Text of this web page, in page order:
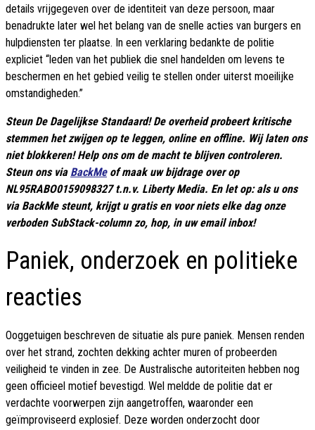
details vrijgegeven over de identiteit van deze persoon, maar
benadrukte later wel het belang van de snelle acties van burgers en
hulpdiensten ter plaatse. In een verklaring bedankte de politie
expliciet “leden van het publiek die snel handelden om levens te
beschermen en het gebied veilig te stellen onder uiterst moeilijke
omstandigheden.”
Steun De Dagelijkse Standaard! De overheid probeert kritische
stemmen het zwijgen op te leggen, online en offline. Wij laten ons
niet blokkeren! Help ons om de macht te blijven controleren.
Steun ons via BackMeof maak uw bijdrage over op
NL95RABO0159098327 t.n.v. Liberty Media. En let op: als u ons
via BackMe steunt, krijgt u gratis en voor niets elke dag onze
verboden SubStack-column zo, hop, in uw email inbox!
Paniek, onderzoek en politieke
reacties
Ooggetuigen beschreven de situatie als pure paniek. Mensen renden
over het strand, zochten dekking achter muren of probeerden
veiligheid te vinden in zee. De Australische autoriteiten hebben nog
geen officieel motief bevestigd. Wel meldde de politie dat er
verdachte voorwerpen zijn aangetroffen, waaronder een
geïmproviseerd explosief. Deze worden onderzocht door